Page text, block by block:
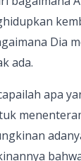
Dia
ada.
apa